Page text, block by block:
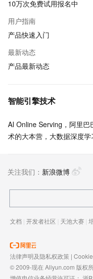
10万次免费试用报名中
用户指南
产品快速入门
最新动态
产品最新动态
智能引擎技术
AI Online Serving，阿里
术的大本营，大数据深度学
关注我们： 新浪微博
文档 | 开发者社区 | 天池大赛 |
法律声明及隐私权政策 |
© 2009-现在 Aliyun.com 版权